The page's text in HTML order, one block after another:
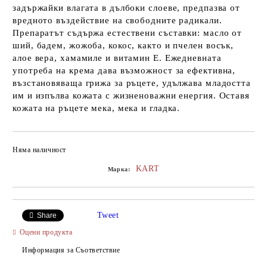
задържайки влагата в дълбоки слоеве, предпазва от
вредното въздействие на свободните радикали.
Препаратът съдържа естествени съставки: масло от
ший, бадем, жожоба, кокос, както и пчелен восък,
алое вера, хамамиле и витамин Е. Ежедневната
употреба на крема дава възможност за ефективна,
възстановяваща грижа за ръцете, удължава младостта
им и изпълва кожата с жизненоважни енергия. Оставя
кожата на ръцете мека, мека и гладка.
Няма наличност
Марка: KART
Share Tweet
Оцени продукта
Информация за Съответствие